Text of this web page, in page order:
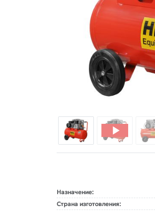
Назначение:
Страна изготовления: